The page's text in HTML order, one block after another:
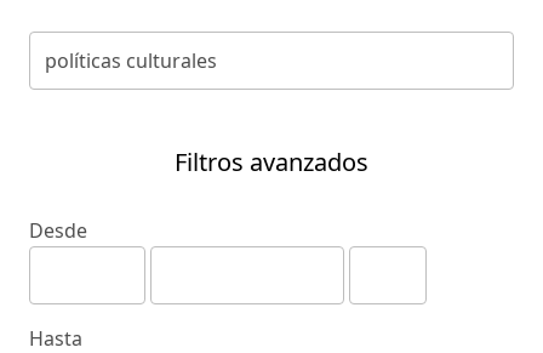
Filtros avanzados
Desde
Hasta